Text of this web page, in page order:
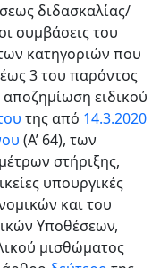
διδασκαλίας/
συμβάσεις του
κατηγοριών που
3 του παρόντος
ειδικού
της από 14.3.2020
(Α’ 64), των
στήριξης,
υπουργικές
και του
Υποθέσεων,
μισθώματος